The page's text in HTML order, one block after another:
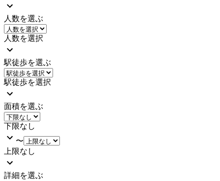
人数を選ぶ
人数を選択
駅徒歩を選ぶ
駅徒歩を選択
面積を選ぶ
下限なし
〜
上限なし
詳細を選ぶ